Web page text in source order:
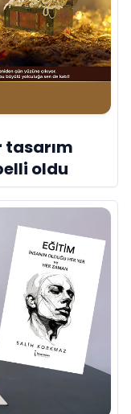
tasarım
oldu